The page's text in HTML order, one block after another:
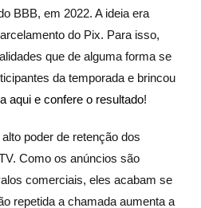
BBB, em 2022. A ideia era
do Pix. Para isso,
que de alguma forma se
da temporada e brincou
aqui e confere o resultado!
poder de retenção dos
Como os anúncios são
comerciais, eles acabam se
repetida a chamada aumenta a